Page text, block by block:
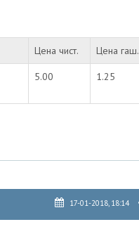
Цена чист. Цена гаш.
5.00 1.25
17-01-2018, 18:14